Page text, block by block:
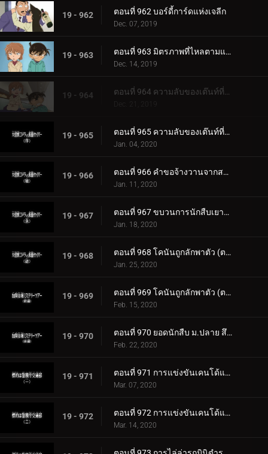
19 - 962 ตอนที่ 962 บอร์ดี้การ์ดแห่งเจลีก
Dec. 07, 2019
19 - 963 ตอนที่ 963 มิตรภาพที่ไหลตามแม่น้ำ
Dec. 14, 2019
19 - 964 ตอนที่ 964 ความลับของเต๊นท์ที่ถูกเผาไหม้ (ตอนแรก)
Dec. 21, 2019
19 - 965 ตอนที่ 965 ความลับของเต๊นท์ที่ถูกเผาไหม้ (ตอนจบ)
Jan. 04, 2020
19 - 966 ตอนที่ 966 คำขอจ้างวานจากสารวัตรเมงุเระ
Jan. 11, 2020
19 - 967 ตอนที่ 967 ขบวนการนักสืบเยาวชนเป็นแบบวาดรูป
Jan. 18, 2020
19 - 968 ตอนที่ 968 โคนันถูกลักพาตัว (ตอนแรก)
Jan. 25, 2020
19 - 969 ตอนที่ 969 โคนันถูกลักพาตัว (ตอนจบ)
Feb. 15, 2020
19 - 970 ตอนที่ 970 ยอดนักสืบ ม.ปลาย สึซึกิ โซโนโกะ
Feb. 22, 2020
19 - 971 ตอนที่ 971 การแข่งขันเคนโด้แห่งความรักและปริศนา (ตอนแรก)
Mar. 07, 2020
19 - 972 ตอนที่ 972 การแข่งขันเคนโด้แห่งความรักและปริศนา (ตอนจบ)
Mar. 14, 2020